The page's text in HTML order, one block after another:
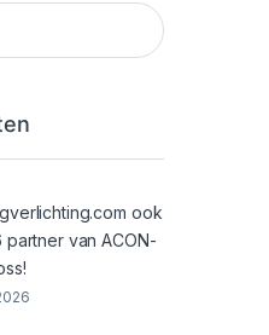
ook
partner van ACON-